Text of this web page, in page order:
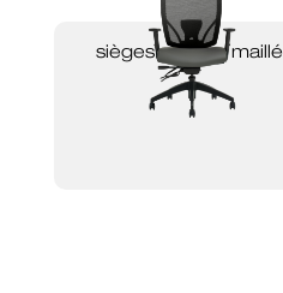
sièges en tissu maillé